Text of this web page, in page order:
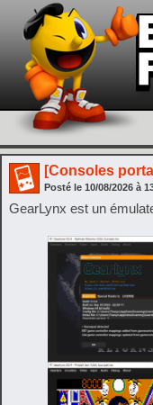
[Consoles
Posté le 10/08/2026 à
GearLynx est un